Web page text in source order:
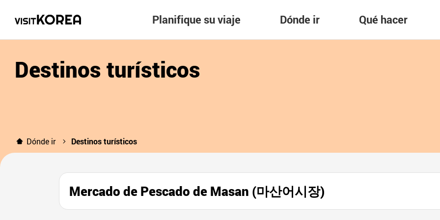
Planifique su viaje Dónde ir Qué hacer
Destinos turísticos
Dónde ir Destinos turísticos
Mercado de Pescado de Masan (마산어시장)